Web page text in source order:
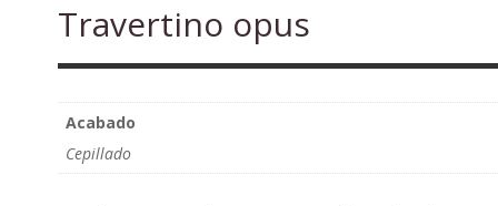
Travertino opus
Acabado
Cepillado